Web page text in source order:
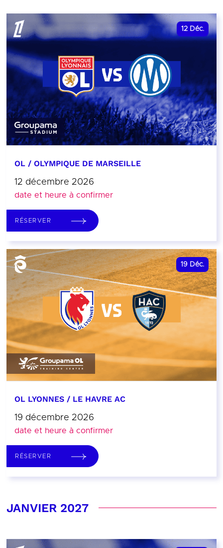
12 Déc.
OL / OLYMPIQUE DE MARSEILLE
12 décembre 2026
date et heure à confirmer
RÉSERVER
19 Déc.
OL LYONNES / LE HAVRE AC
19 décembre 2026
date et heure à confirmer
RÉSERVER
JANVIER 2027